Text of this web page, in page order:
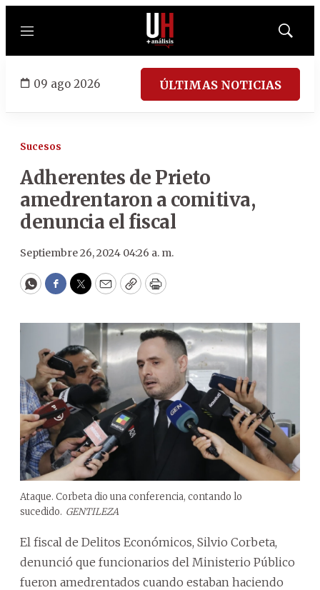
Menú
Mostrar
09 ago 2026 ÚLTIMAS NOTICIAS
Sucesos
Adherentes de Prieto
amedrentaron a comitiva,
denuncia el fiscal
Septiembre 26, 2024 04:26 a. m.
WhatsApp
Facebook
Twitter
EmailCopyPrint
Ataque. Corbeta dio una conferencia, contando lo
sucedido. GENTILEZA
El fiscal de Delitos Económicos, Silvio Corbeta,
denunció que funcionarios del Ministerio Público
fueron amedrentados cuando estaban haciendo